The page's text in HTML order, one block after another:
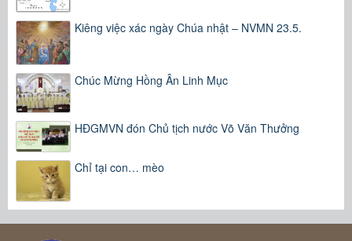
Kiêng việc xác ngày Chúa nhật – NVMN 23.5.
Chúc Mừng Hồng Ân Linh Mục
HĐGMVN đón Chủ tịch nước Võ Văn Thưởng
Chỉ tại con… mèo